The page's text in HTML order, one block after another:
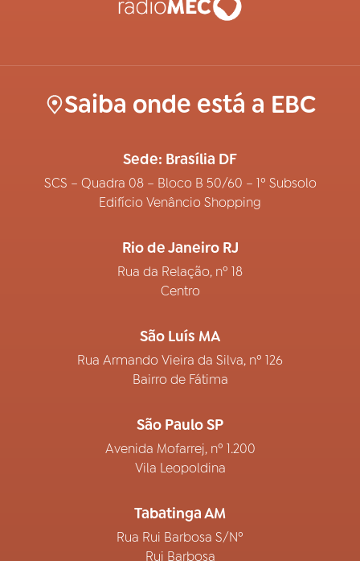
Saiba onde está a EBC
Sede: Brasília DF
SCS – Quadra 08 – Bloco B 50/60 – 1º Subsolo
Edifício Venâncio Shopping
Rio de Janeiro RJ
Rua da Relação, nº 18
Centro
São Luís MA
Rua Armando Vieira da Silva, nº 126
Bairro de Fátima
São Paulo SP
Avenida Mofarrej, nº 1.200
Vila Leopoldina
Tabatinga AM
Rua Rui Barbosa S/Nº
Rui Barbosa